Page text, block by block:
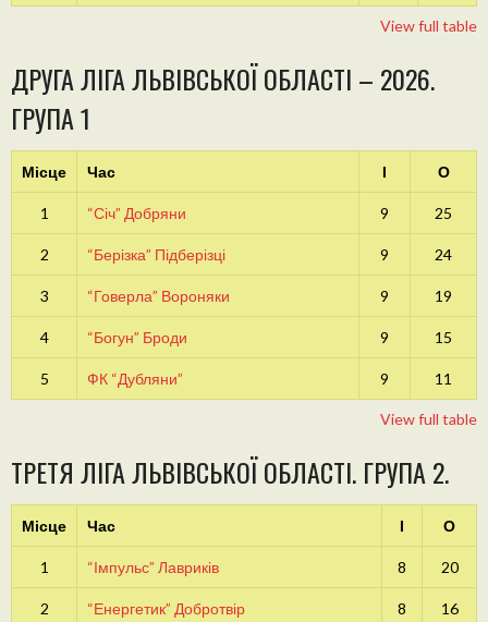
View full table
ДРУГА ЛІГА ЛЬВІВСЬКОЇ ОБЛАСТІ – 2026.
ГРУПА 1
Місце Час І О
1 “Січ” Добряни 9 25
2 “Берізка” Підберізці 9 24
3 “Говерла” Вороняки 9 19
4 “Богун” Броди 9 15
5 ФК “Дубляни” 9 11
View full table
ТРЕТЯ ЛІГА ЛЬВІВСЬКОЇ ОБЛАСТІ. ГРУПА 2.
Місце Час І О
1 “Імпульс” Лавриків 8 20
2 “Енергетик” Добротвір 8 16